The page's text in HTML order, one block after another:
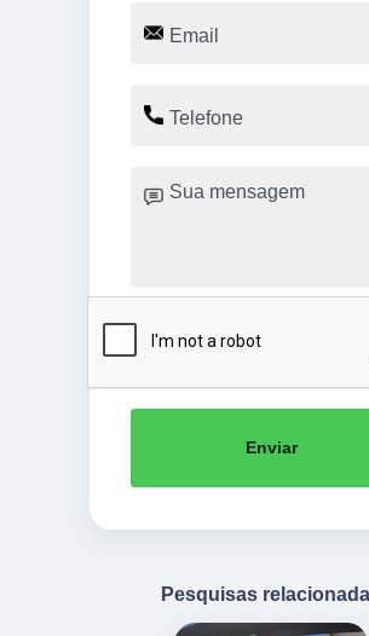
Enviar
Pesquisas